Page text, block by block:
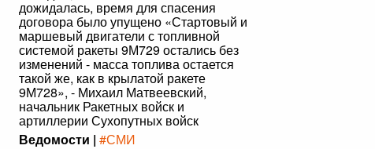
дожидалась, время для спасения
договора было упущено «Стартовый и
маршевый двигатели с топливной
системой ракеты 9М729 остались без
изменений - масса топлива остается
такой же, как в крылатой ракете
9М728», - Михаил Матвеевский,
начальник Ракетных войск и
артиллерии Сухопутных войск
Ведомости | #СМИ